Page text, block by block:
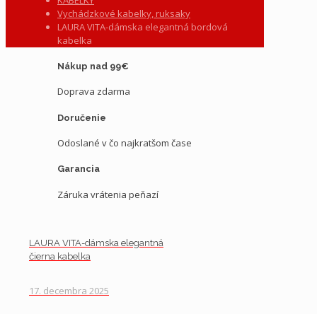
Vychádzkové kabelky, ruksaky
LAURA VITA-dámska elegantná bordová
kabelka
Nákup nad 99€
Doprava zdarma
Doručenie
Odoslané v čo najkratšom čase
Garancia
Záruka vrátenia peňazí
LAURA VITA-dámska elegantná
čierna kabelka
17. decembra 2025